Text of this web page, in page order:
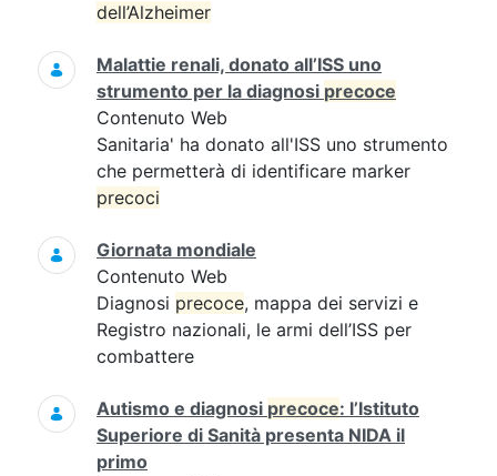
dell’Alzheimer
Malattie renali, donato all’ISS uno
strumento per la diagnosi precoce
Contenuto Web
Sanitaria' ha donato all'ISS uno strumento
che permetterà di identificare marker
precoci
Giornata mondiale
Contenuto Web
Diagnosi precoce, mappa dei servizi e
Registro nazionali, le armi dell’ISS per
combattere
Autismo e diagnosi precoce: l’Istituto
Superiore di Sanità presenta NIDA il
primo